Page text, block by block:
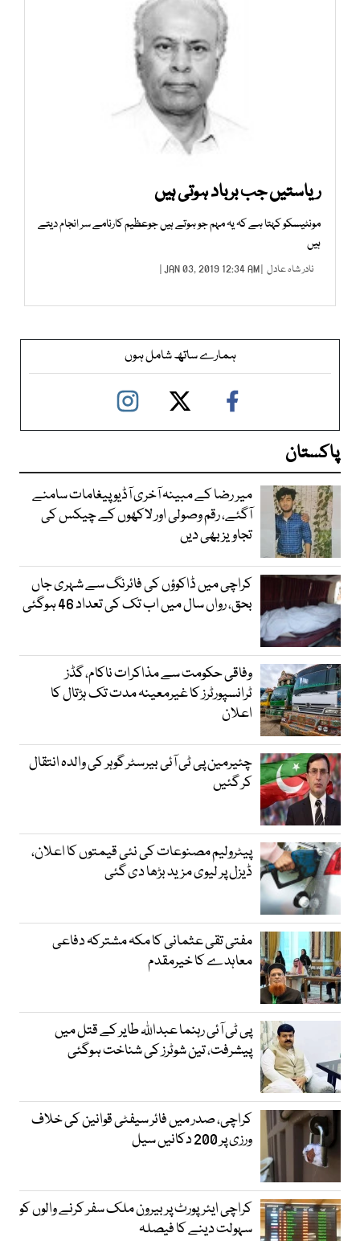
ریاستیں جب برباد ہوتی ہیں
مونٹیسکو کہتا ہے کہ یہ مہم جو ہوتے ہیں جوعظیم کارنامے سر انجام دیتے
ہیں
نادر شاہ عادل | JAN 03, 2019 12:34 AM |
ہمارے ساتھ شامل ہوں
پاکستان
میر رضا کے مبینہ آخری آڈیو پیغامات سامنے
آگئے، رقم وصولی اور لاکھوں کے چیکس کی
تجاویز بھی دیں
کراچی میں ڈاکوؤں کی فائرنگ سے شہری جاں
بحق، رواں سال میں اب تک کی تعداد 46 ہوگئی
وفاقی حکومت سے مذاکرات ناکام، گڈز
ٹرانسپورٹرز کا غیرمعینہ مدت تک ہڑتال کا
اعلان
چئیرمین پی ٹی آئی بیرسٹر گوہر کی والدہ انتقال
کر گئیں
پیٹرولیم مصنوعات کی نئی قیمتوں کا اعلان،
ڈیزل پر لیوی مزید بڑھا دی گئی
مفتی تقی عثمانی کا مکہ مشترکہ دفاعی
معاہدے کا خیرمقدم
پی ٹی آئی رہنما عبداللہ طایر کے قتل میں
پیشرفت، تین شوٹرز کی شناخت ہوگئی
کراچی، صدر میں فائر سیفٹی قوانین کی خلاف
ورزی پر 200 دکانیں سیل
کراچی ایئرپورٹ پر بیرون ملک سفر کرنے والوں کو
سہولت دینے کا فیصلہ